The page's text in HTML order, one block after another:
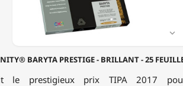
BARYTA PRESTIGE - BRILLANT - 25

le prestigieux prix TIPA 2017